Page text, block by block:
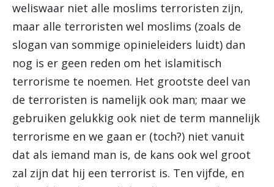
weliswaar niet alle moslims terroristen zijn,
maar alle terroristen wel moslims (zoals de
slogan van sommige opinieleiders luidt) dan
nog is er geen reden om het islamitisch
terrorisme te noemen. Het grootste deel van
de terroristen is namelijk ook man; maar we
gebruiken gelukkig ook niet de term mannelijk
terrorisme en we gaan er (toch?) niet vanuit
dat als iemand man is, de kans ook wel groot
zal zijn dat hij een terrorist is. Ten vijfde, en